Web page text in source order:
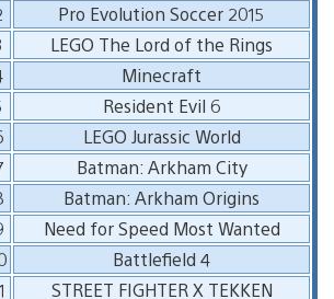
Pro Evolution Soccer 2015
LEGO The Lord of the Rings
Minecraft
Resident Evil 6
LEGO Jurassic World
Batman: Arkham City
Batman: Arkham Origins
Need for Speed Most Wanted
Battlefield 4
STREET FIGHTER X TEKKEN